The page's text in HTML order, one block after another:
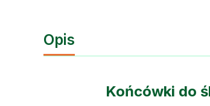
Opis
Końcówki do